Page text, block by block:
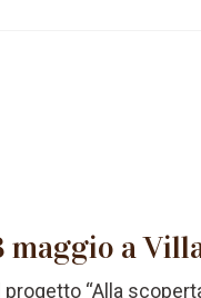
maggio a
“Alla